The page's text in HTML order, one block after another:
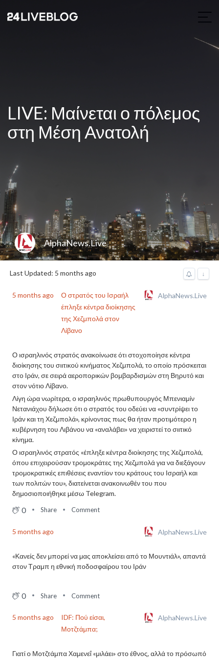
LIVE: Μαίνεται ο πόλεμος
στη Μέση Ανατολή
AlphaNews.Live
Last Updated: 5 months ago ↓
5 months ago
Ο στρατός του Ισραήλ
έπληξε κέντρα διοίκησης
της Χεζμπολά στον
Λίβανο
AlphaNews.Live
Ο ισραηλινός στρατός ανακοίνωσε ότι στοχοποίησε κέντρα
διοίκησης του σιιτικού κινήματος Χεζμπολά, το οποίο πρόσκειται
στο Ιράν, σε σειρά αεροπορικών βομβαρδισμών στη Βηρυτό και
στον νότιο Λίβανο.
Λίγη ώρα νωρίτερα, ο ισραηλινός πρωθυπουργός Μπενιαμίν
Νετανιάχου δήλωσε ότι ο στρατός του οδεύει να «συντρίψει το
Ιράν και τη Χεζμπολά», κρίνοντας πως θα ήταν προτιμότερο η
κυβέρνηση του Λιβάνου να «αναλάβει» να χειριστεί το σιιτικό
κίνημα.
Ο ισραηλινός στρατός «έπληξε κέντρα διοίκησης της Χεζμπολά,
όπου επιχειρούσαν τρομοκράτες της Χεζμπολά για να διεξάγουν
τρομοκρατικές επιθέσεις εναντίον του κράτους του Ισραήλ και
των πολιτών του», διατείνεται ανακοινωθέν του που
δημοσιοποιήθηκε μέσω Telegram.
0 Share Comment
5 months ago AlphaNews.Live
«Κανείς δεν μπορεί να μας αποκλείσει από το Μουντιάλ», απαντά
στον Τραμπ η εθνική ποδοσφαίρου του Ιράν
0 Share Comment
5 months ago
IDF: Πού είσαι,
Μοτζτάμπα;
AlphaNews.Live
Γιατί ο Μοτζτάμπα Χαμενεΐ «μιλάει» στο έθνος, αλλά το πρόσωπό